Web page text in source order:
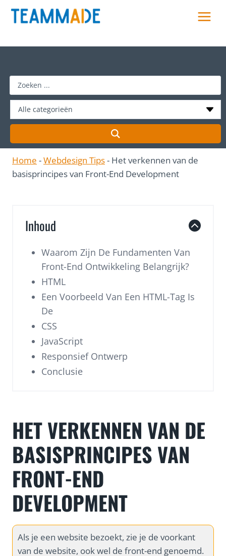
Skip
h
Home -Webdesign Tips- Het verkennen van de
basisprincipes van Front-End Development
Inhoud
Waarom Zijn De Fundamenten Van
Front-End Ontwikkeling Belangrijk?
HTML
Een Voorbeeld Van Een HTML-Tag Is
De
CSS
JavaScript
Responsief Ontwerp
Conclusie
HET VERKENNEN VAN DE
BASISPRINCIPES VAN
FRONT-END
DEVELOPMENT
Als je een website bezoekt, zie je de voorkant
van de website, ook wel de front-end genoemd.